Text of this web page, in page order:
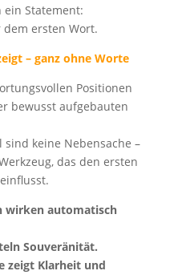
ein Statement:
ersten Wort.
– ganz ohne Worte
Positionen
bewusst aufgebauten
keine Nebensache –
das den ersten
wirken automatisch
Souveränität.
zeigt Klarheit und